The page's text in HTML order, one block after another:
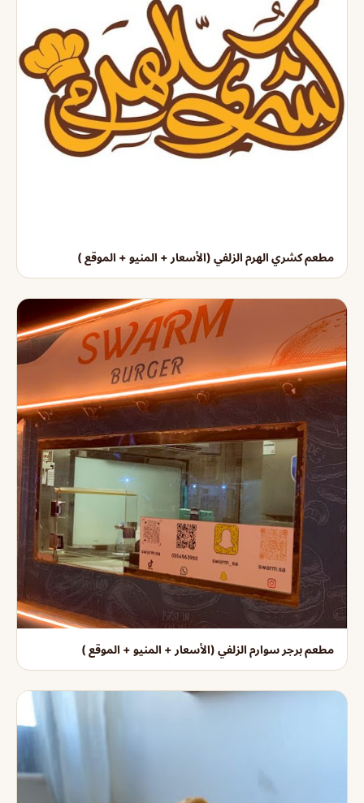
مطعم كشري الهرم الزلفي (الأسعار + المنيو + الموقع )
مطعم برجر سوارم الزلفي (الأسعار + المنيو + الموقع )